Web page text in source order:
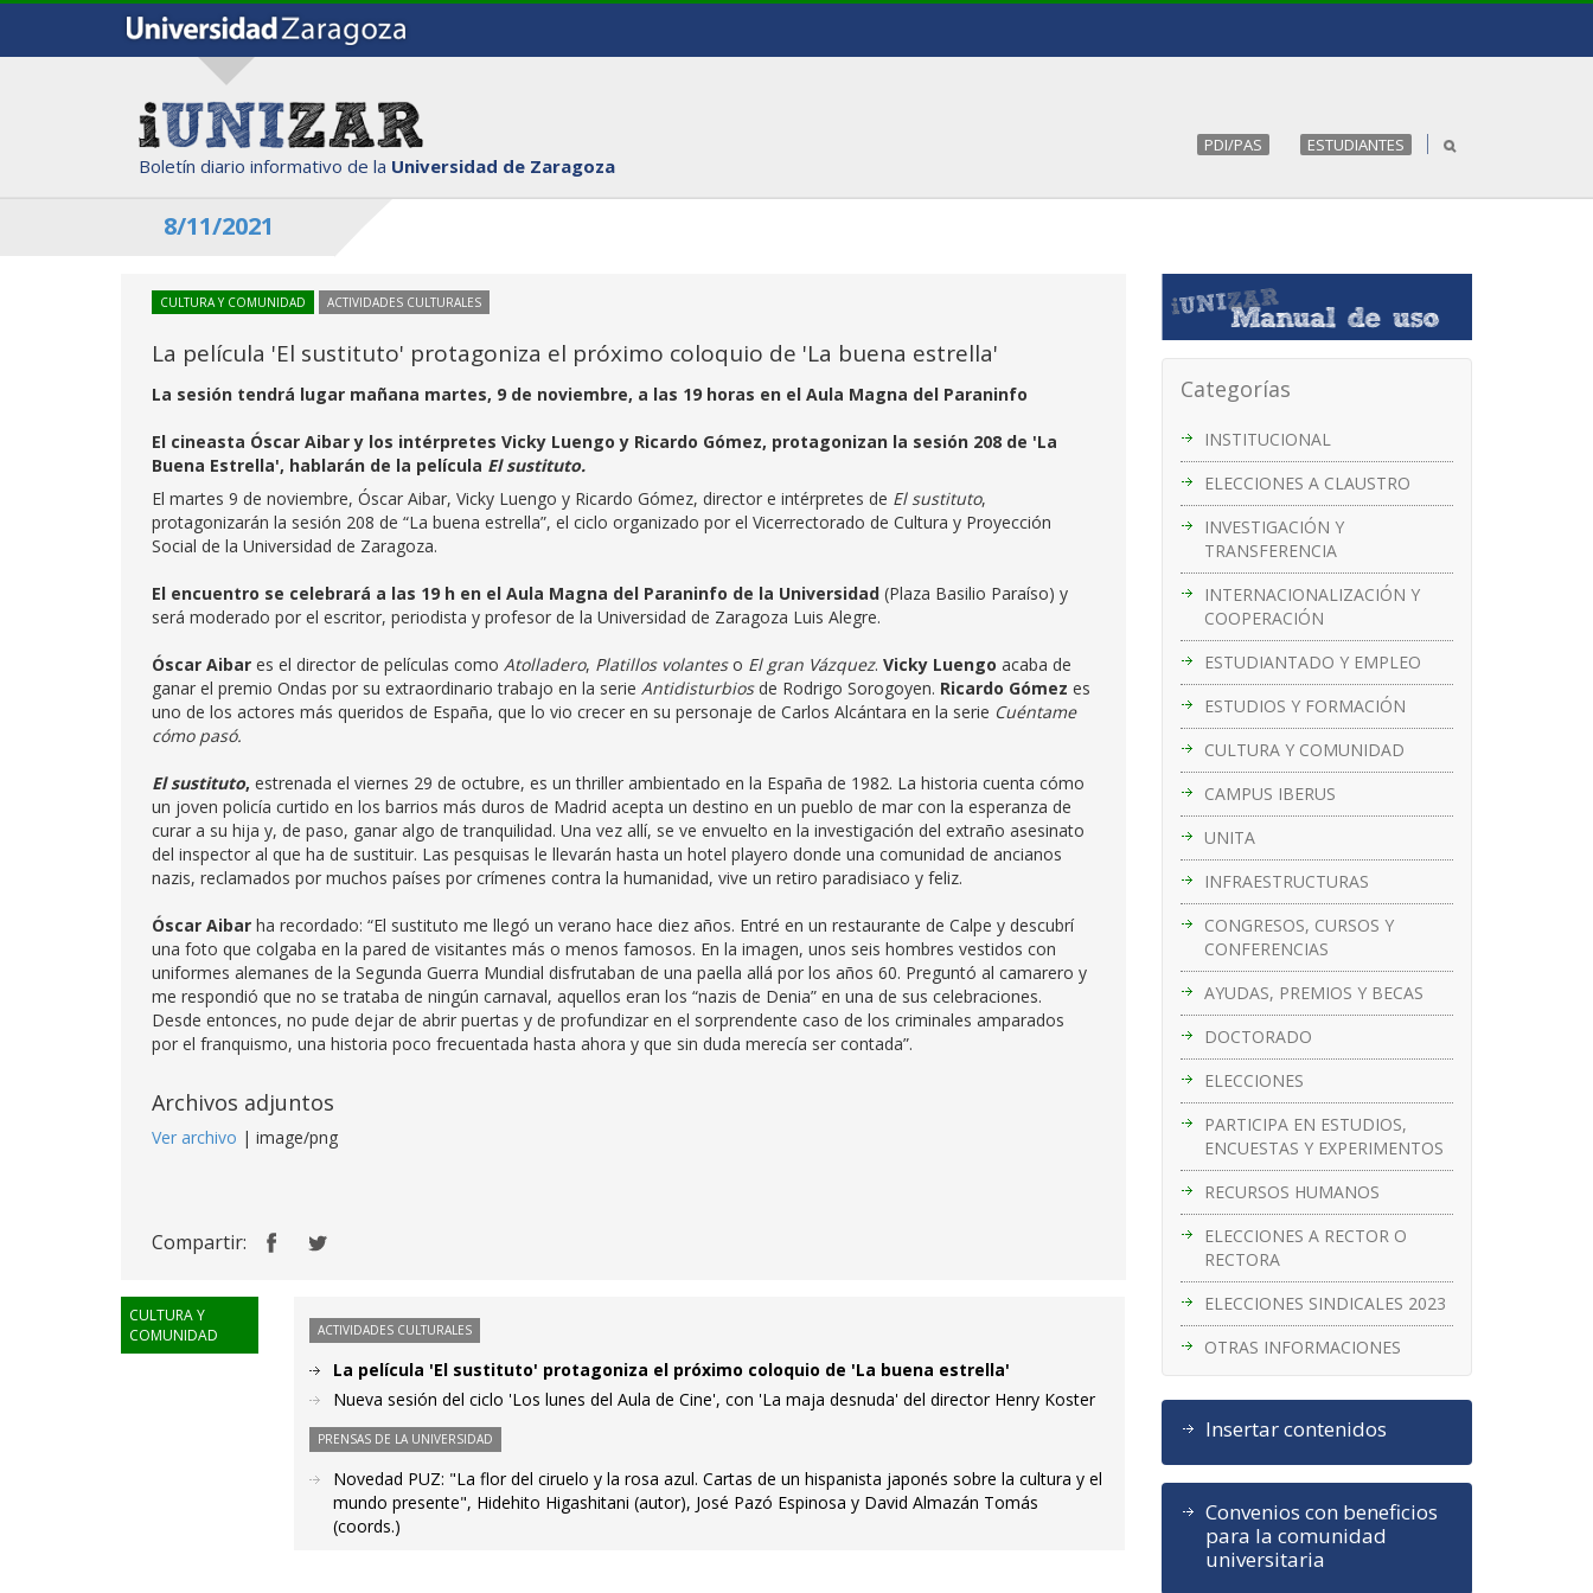
Boletín diario informativo de la Universidad de Zaragoza
PDI/PAS ESTUDIANTES
8/11/2021
Categorías
INSTITUCIONAL
ELECCIONES A CLAUSTRO
INVESTIGACIÓN Y
TRANSFERENCIA
INTERNACIONALIZACIÓN Y
COOPERACIÓN
ESTUDIANTADO Y EMPLEO
ESTUDIOS Y FORMACIÓN
CULTURA Y COMUNIDAD
CAMPUS IBERUS
UNITA
INFRAESTRUCTURAS
CONGRESOS, CURSOS Y
CONFERENCIAS
AYUDAS, PREMIOS Y BECAS
DOCTORADO
ELECCIONES
PARTICIPA EN ESTUDIOS,
ENCUESTAS Y EXPERIMENTOS
RECURSOS HUMANOS
ELECCIONES A RECTOR O
RECTORA
ELECCIONES SINDICALES 2023
OTRAS INFORMACIONES
Insertar contenidos
Convenios con beneficios
para la comunidad
universitaria
CULTURA Y COMUNIDAD ACTIVIDADES CULTURALES
La película 'El sustituto' protagoniza el próximo coloquio de 'La buena estrella'
La sesión tendrá lugar mañana martes, 9 de noviembre, a las 19 horas en el Aula Magna del Paraninfo
El cineasta Óscar Aibar y los intérpretes Vicky Luengo y Ricardo Gómez, protagonizan la sesión 208 de 'La
Buena Estrella', hablarán de la película El sustituto.
El martes 9 de noviembre, Óscar Aibar, Vicky Luengo y Ricardo Gómez, director e intérpretes de El sustituto,
protagonizarán la sesión 208 de “La buena estrella”, el ciclo organizado por el Vicerrectorado de Cultura y Proyección
Social de la Universidad de Zaragoza.
El encuentro se celebrará a las 19 h en el Aula Magna del Paraninfo de la Universidad (Plaza Basilio Paraíso) y
será moderado por el escritor, periodista y profesor de la Universidad de Zaragoza Luis Alegre.
Óscar Aibar es el director de películas como Atolladero, Platillos volanteso El gran Vázquez. Vicky Luengo acaba de
ganar el premio Ondas por su extraordinario trabajo en la serie Antidisturbiosde Rodrigo Sorogoyen. Ricardo Gómez es
uno de los actores más queridos de España, que lo vio crecer en su personaje de Carlos Alcántara en la serie Cuéntame
cómo pasó.
El sustituto, estrenada el viernes 29 de octubre, es un thriller ambientado en la España de 1982. La historia cuenta cómo
un joven policía curtido en los barrios más duros de Madrid acepta un destino en un pueblo de mar con la esperanza de
curar a su hija y, de paso, ganar algo de tranquilidad. Una vez allí, se ve envuelto en la investigación del extraño asesinato
del inspector al que ha de sustituir. Las pesquisas le llevarán hasta un hotel playero donde una comunidad de ancianos
nazis, reclamados por muchos países por crímenes contra la humanidad, vive un retiro paradisiaco y feliz.
Óscar Aibar ha recordado: “El sustituto me llegó un verano hace diez años. Entré en un restaurante de Calpe y descubrí
una foto que colgaba en la pared de visitantes más o menos famosos. En la imagen, unos seis hombres vestidos con
uniformes alemanes de la Segunda Guerra Mundial disfrutaban de una paella allá por los años 60. Preguntó al camarero y
me respondió que no se trataba de ningún carnaval, aquellos eran los “nazis de Denia” en una de sus celebraciones.
Desde entonces, no pude dejar de abrir puertas y de profundizar en el sorprendente caso de los criminales amparados
por el franquismo, una historia poco frecuentada hasta ahora y que sin duda merecía ser contada”.
Archivos adjuntos
Ver archivo | image/png
Compartir:
CULTURA Y
COMUNIDAD
ACTIVIDADES CULTURALES
La película 'El sustituto' protagoniza el próximo coloquio de 'La buena estrella'
Nueva sesión del ciclo 'Los lunes del Aula de Cine', con 'La maja desnuda' del director Henry Koster
PRENSAS DE LA UNIVERSIDAD
Novedad PUZ: "La flor del ciruelo y la rosa azul. Cartas de un hispanista japonés sobre la cultura y el
mundo presente", Hidehito Higashitani (autor), José Pazó Espinosa y David Almazán Tomás
(coords.)